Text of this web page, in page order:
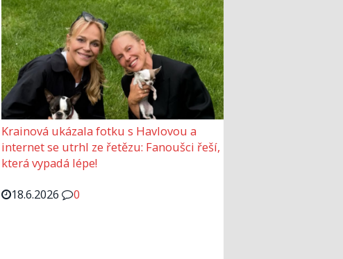
Krainová ukázala fotku s Havlovou a
internet se utrhl ze řetězu: Fanoušci řeší,
která vypadá lépe!
18.6.2026
0